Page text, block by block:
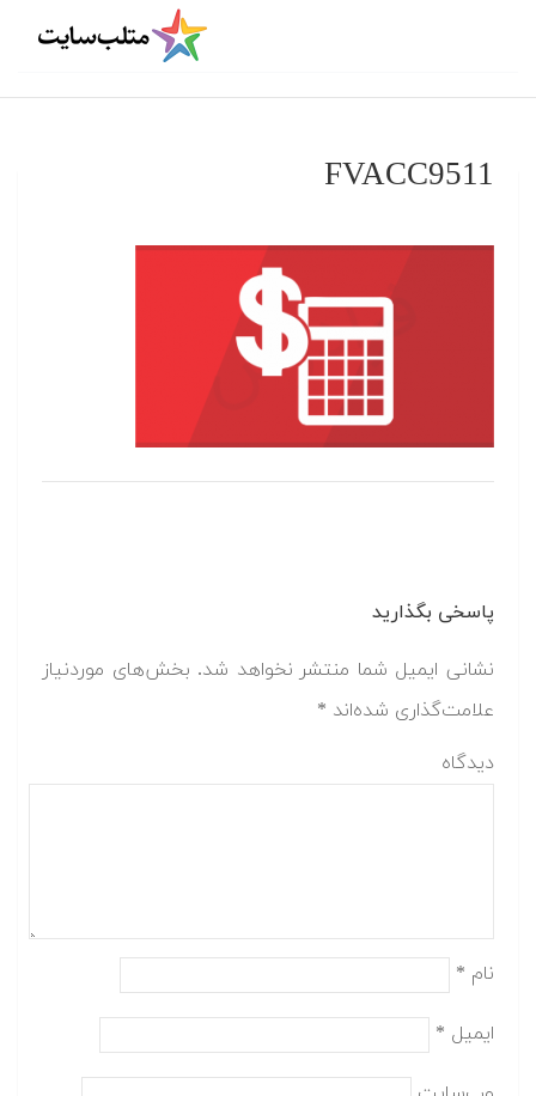
FVACC9511
پاسخی بگذارید
نشانی ایمیل شما منتشر نخواهد شد. بخش‌های موردنیاز
علامت‌گذاری شده‌اند *
دیدگاه
نام *
ایمیل *